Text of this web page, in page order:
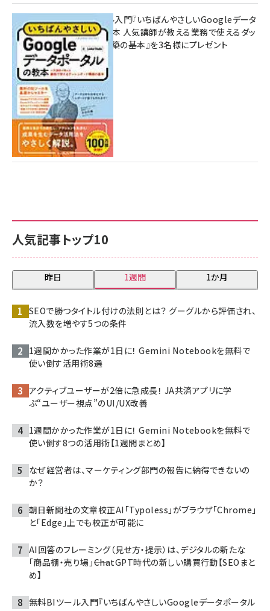
人気記事トップ10
昨日 1週間 1か月
SEOで勝つタイトル付けの法則とは？ グーグルから評価され、
流入数を増やす5つの条件
1週間かかった作業が1日に！ Gemini Notebookを無料で
使い倒す活用術8選
アクティブユーザーが2倍に急成長！ JA共済アプリに学
ぶ“ユーザー視点”のUI/UX改善
1週間かかった作業が1日に！ Gemini Notebookを無料で
使い倒す8つの活用術【1週間まとめ】
なぜ経営者は、マーケティング部門の報告に納得できないの
か？
朝日新聞社の文章校正AI「Typoless」がブラウザ「Chrome」
と「Edge」上でも校正が可能に
AI回答のフレーミング（見せ方・提示）は、デジタルの新たな
「商品棚・売り場」――ChatGPT時代の新しい購買行動【SEOまと
め】
無料BIツール入門『いちばんやさしいGoogleデータポータル
無料BIツール入門『いちばんやさしいGoogleデータ
ポータルの教本 人気講師が教える業務で使えるダッ
シュボード構築の基本』を3名様にプレゼント
7月31日 10:00